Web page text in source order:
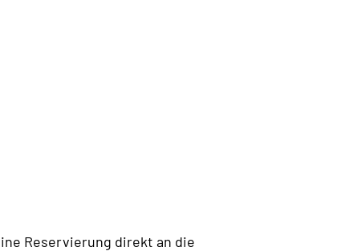
Reservierung direkt an die